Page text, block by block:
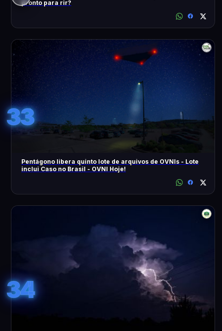
pronto para rir?
33
Pentágono libera quinto lote de arquivos de OVNIs - Lote
inclui Caso no Brasil - OVNI Hoje!
34